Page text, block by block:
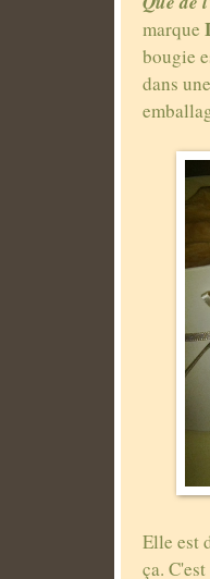
marque
bougie
dans
Elle est
ça.